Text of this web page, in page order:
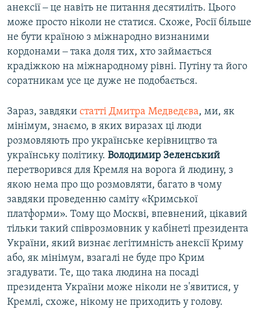
анексії ‒ це навіть не питання десятиліть. Цього
може просто ніколи не статися. Схоже, Росії більше
не бути країною з міжнародно визнаними
кордонами ‒ така доля тих, хто займається
крадіжкою на міжнародному рівні. Путіну та його
соратникам усе це дуже не подобається.
Зараз, завдяки статті Дмитра Медведєва, ми, як
мінімум, знаємо, в яких виразах ці люди
розмовляють про українське керівництво та
українську політику. Володимир Зеленський
перетворився для Кремля на ворога й людину, з
якою нема про що розмовляти, багато в чому
завдяки проведенню саміту «Кримської
платформи». Тому що Москві, впевнений, цікавий
тільки такий співрозмовник у кабінеті президента
України, який визнає легітимність анексії Криму
або, як мінімум, взагалі не буде про Крим
згадувати. Те, що така людина на посаді
президента України може ніколи не з'явитися, у
Кремлі, схоже, нікому не приходить у голову.